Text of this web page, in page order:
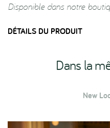
Disponible dans notre
DÉTAILS DU PRODUIT
Dans la
New